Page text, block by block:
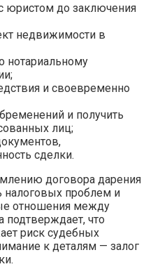
юристом до заключения
недвижимости в
нотариальному
и своевременно
и получить
лиц;
сделки.
договора дарения
налоговых проблем и
отношения между
подтверждает, что
риск судебных
к деталям — залог